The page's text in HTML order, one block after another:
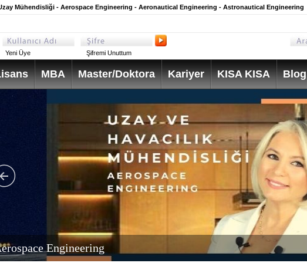
Uzay Mühendisliği - Aerospace Engineering - Aeronautical Engineering - Astronautical Engineering
Yeni Üye Şifremi Unuttum
MBA Master/Doktora Kariyer KISA KISA Blog
Engineering